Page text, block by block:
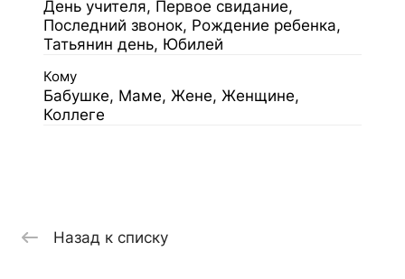
День учителя, Первое свидание,
Последний звонок, Рождение ребенка,
Татьянин день, Юбилей
Кому
Бабушке, Маме, Жене, Женщине,
Коллеге
Назад к списку